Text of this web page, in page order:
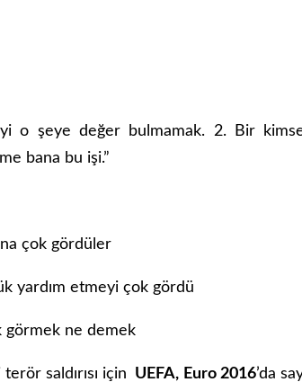
o şeye değer bulmamak. 2. Bir
bana bu işi.”
çok gördüler
yardım etmeyi çok gördü
görmek ne demek
saldırısı için UEFA, Euro 2016’da